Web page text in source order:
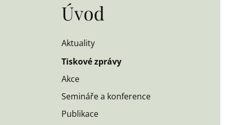
Úvod
Aktuality
Tiskové zprávy
Akce
Semináře a konference
Publikace